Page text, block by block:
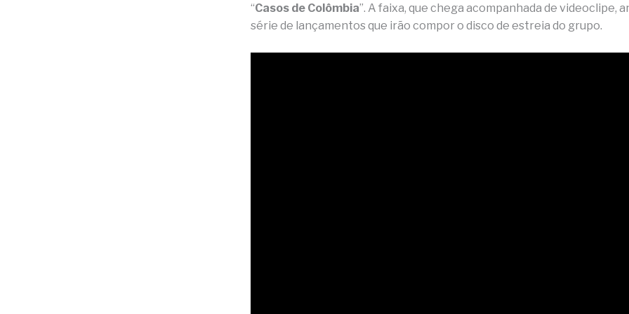
“Casos de Colômbia”. A faixa, que chega acompanhada de videoclipe,
série de lançamentos que irão compor o disco de estreia do grupo.